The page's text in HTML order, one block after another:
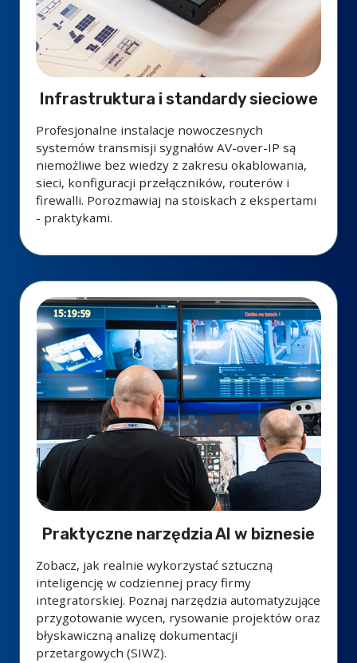
Infrastruktura i standardy sieciowe
Profesjonalne instalacje nowoczesnych
systemów transmisji sygnałów AV-over-IP są
niemożliwe bez wiedzy z zakresu okablowania,
sieci, konfiguracji przełączników, routerów i
firewalli. Porozmawiaj na stoiskach z ekspertami
- praktykami.
Praktyczne narzędzia AI w biznesie
Zobacz, jak realnie wykorzystać sztuczną
inteligencję w codziennej pracy firmy
integratorskiej. Poznaj narzędzia automatyzujące
przygotowanie wycen, rysowanie projektów oraz
błyskawiczną analizę dokumentacji
przetargowych (SIWZ).